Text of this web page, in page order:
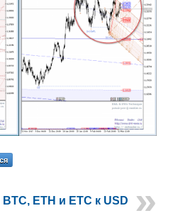
BTC, ETH и ETC к USD